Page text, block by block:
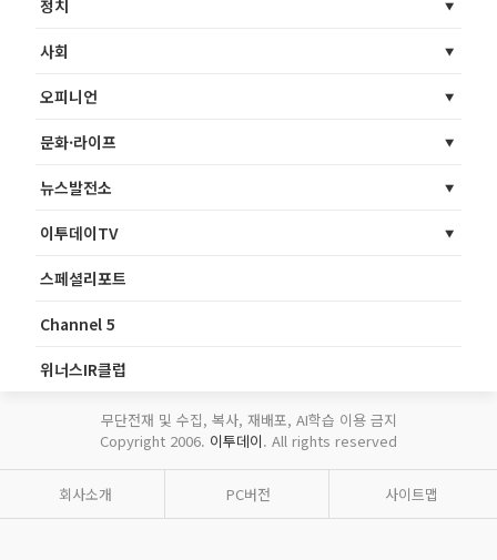
정치
사회
오피니언
문화·라이프
뉴스발전소
이투데이TV
스페셜리포트
Channel 5
위너스IR클럽
무단전재 및 수집, 복사, 재배포, AI학습 이용 금지
Copyright 2006. 이투데이. All rights reserved
회사소개 PC버전 사이트맵